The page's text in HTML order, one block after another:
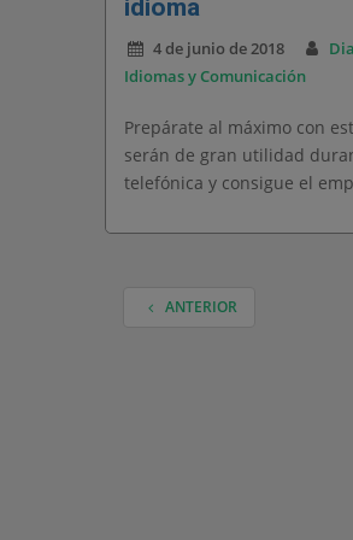
idioma
4 de junio de 2018
Idiomas y Comunicación
Prepárate al máximo con
serán de gran utilidad
telefónica y consigue el
ANTERIOR